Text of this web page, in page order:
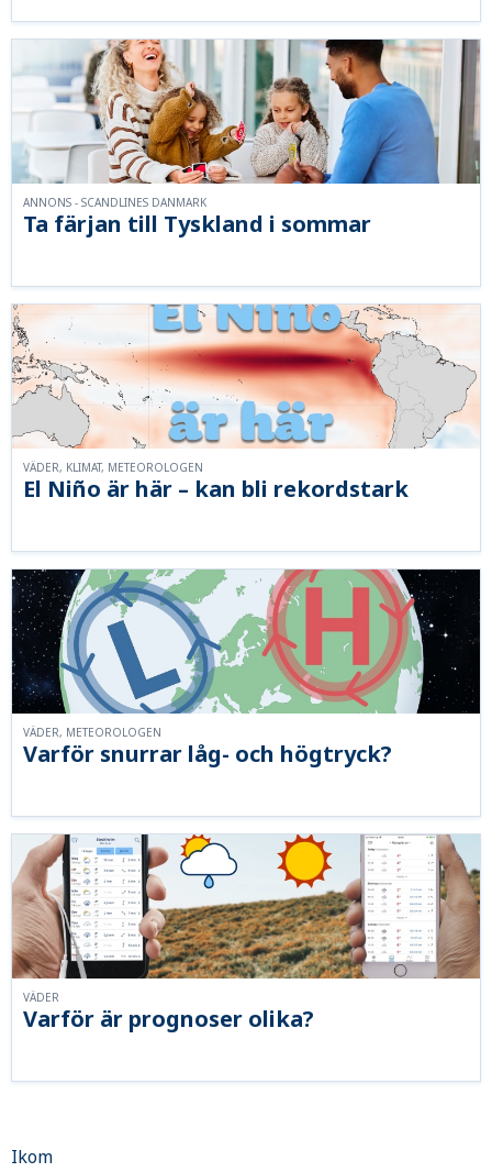
Ta färjan till Tyskland i sommar
ANNONS - SCANDLINES DANMARK
El Niño är här – kan bli rekordstark
VÄDER, KLIMAT, METEOROLOGEN
Varför snurrar låg- och högtryck?
VÄDER, METEOROLOGEN
Varför är prognoser olika?
VÄDER
Ikom